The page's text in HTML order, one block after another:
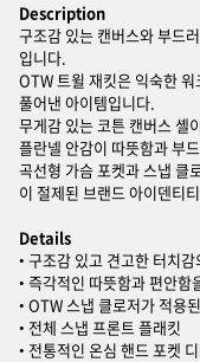
Description
구조감 있는 캔버스와 부드
입니다.
OTW 트윌 재킷은 익숙한
풀어낸 아이템입니다.
무게감 있는 코튼 캔버스 셸
플란넬 안감이 따뜻함과 부
곡선형 가슴 포켓과 스냅 클
이 절제된 브랜드 아이덴티
Details
• 구조감 있고 견고한 터치
• 즉각적인 따뜻함과 편안
• OTW 스냅 클로저가 적용
• 전체 스냅 프론트 플래킷
• 전통적인 온심 핸드 포켓